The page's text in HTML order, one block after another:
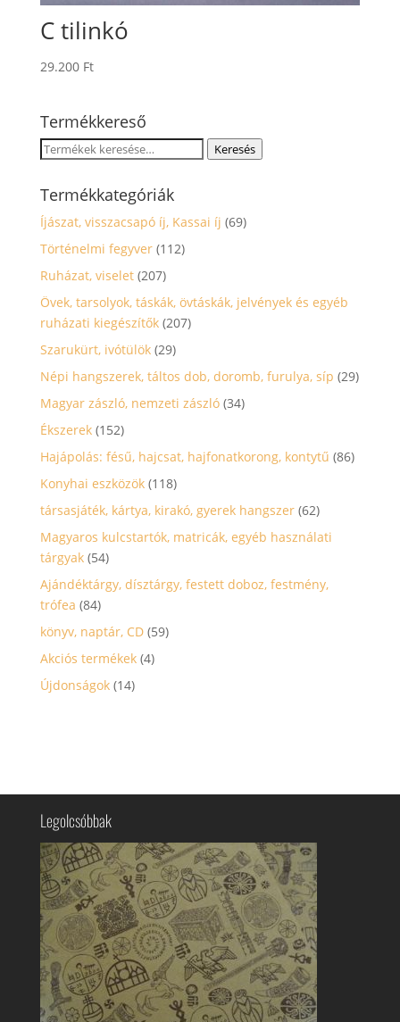
C tilinkó
29.200 Ft
Termékkereső
Keresés
következőre:
Keresés
Termékkategóriák
Íjászat, visszacsapó íj, Kassai íj (69)
Történelmi fegyver (112)
Ruházat, viselet (207)
Övek, tarsolyok, táskák, övtáskák, jelvények és egyéb
ruházati kiegészítők (207)
Szarukürt, ivótülök (29)
Népi hangszerek, táltos dob, doromb, furulya, síp (29)
Magyar zászló, nemzeti zászló (34)
Ékszerek (152)
Hajápolás: fésű, hajcsat, hajfonatkorong, kontytű (86)
Konyhai eszközök (118)
társasjáték, kártya, kirakó, gyerek hangszer (62)
Magyaros kulcstartók, matricák, egyéb használati
tárgyak (54)
Ajándéktárgy, dísztárgy, festett doboz, festmény,
trófea (84)
könyv, naptár, CD (59)
Akciós termékek (4)
Újdonságok (14)
Legolcsóbbak